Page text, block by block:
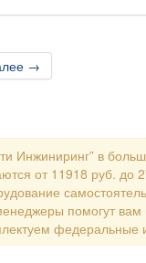
→
в
от 11918 руб.
помогут